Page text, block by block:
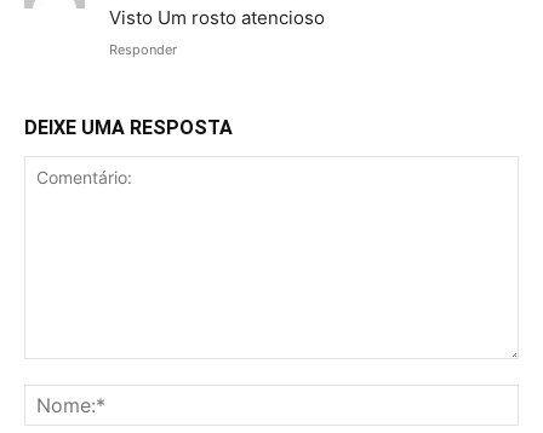
Visto Um rosto atencioso
Responder
DEIXE UMA RESPOSTA